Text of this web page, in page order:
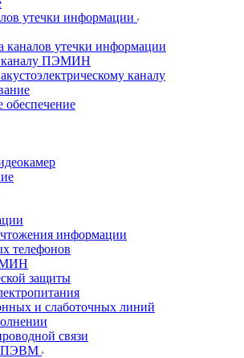
утечки информации
каналов утечки информации
каналу ПЭМИН
каналу
обеспечение
информации
телефонов
защиты
и слаботочных линий
связи
ПЭВМ